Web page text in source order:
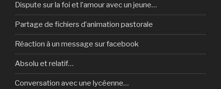
Dispute sur la foi et l’amour avec un jeune…
Partage de fichiers d’animation pastorale
Réaction à un message sur facebook
Absolu et relatif…
Conversation avec une lycéenne…